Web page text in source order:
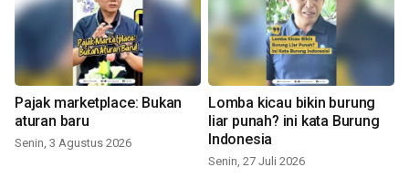
Pajak marketplace: Bukan
aturan baru
Senin, 3 Agustus 2026
Lomba kicau bikin burung
liar punah? ini kata Burung
Indonesia
Senin, 27 Juli 2026